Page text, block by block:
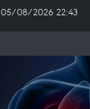
05/08/2026 22:43